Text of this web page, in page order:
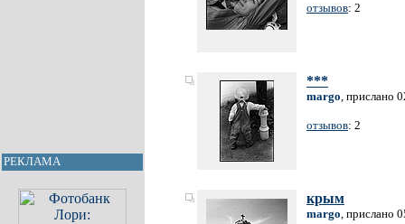
РЕКЛАМА
отзывов: 2
***
margo, прислано
отзывов: 2
крым
margo, прислано